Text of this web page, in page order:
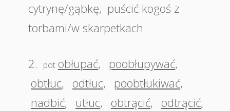
cytrynę/gąbkę, puścić kogoś z
torbami/w skarpetkach
2. pot obłupać, poobłupywać,
obtłuc, odtłuc, poobtłukiwać,
nadbić, utłuc, obtrącić, odtrącić,